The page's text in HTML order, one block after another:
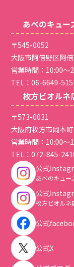
あべのキュー
〒545-0052
大阪市阿倍野区阿
営業時間：10:00～
TEL：06-6649-
枚方ビオルネ
〒573-0031
大阪府枚方市岡本
営業時間：10:00
TEL：072-845-
公式
あべのキュー
公式
枚方ビオルネ
公式
公式X